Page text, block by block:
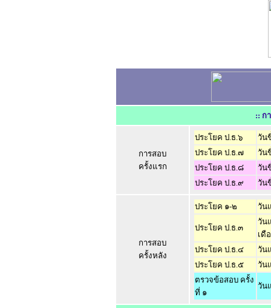
:: ก
การสอบ
ครั้งแรก
ประโยค ป.ธ.๖
วัน
ประโยค ป.ธ.๗
วัน
ประโยค ป.ธ.๘
วัน
ประโยค ป.ธ.๙
วัน
การสอบ
ครั้งหลัง
ประโยค ๑-๒ วัน
ประโยค ป.ธ.๓
วัน
เดื
ประโยค ป.ธ.๔
วัน
ประโยค ป.ธ.๕
วัน
ตรวจข้อสอบ ครั้ง
ที่ ๑
วัน